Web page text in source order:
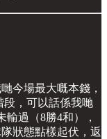
今場最大嘅本錢，
段，可以話係我哋
過（8勝4和），
狀態點樣起伏，返